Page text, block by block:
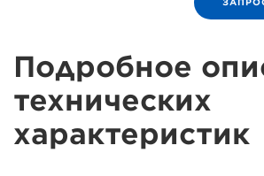
Подробное
технических
характеристик